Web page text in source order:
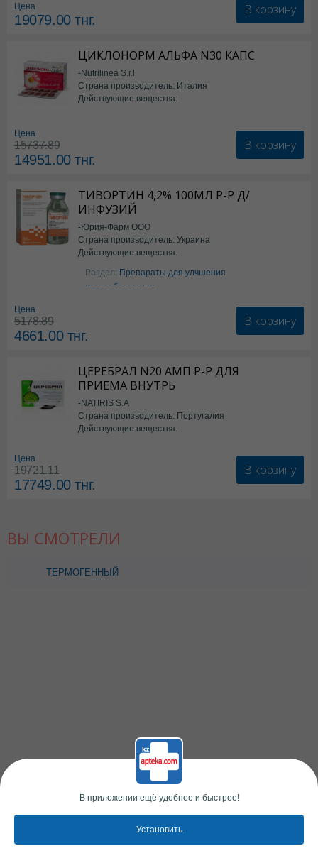
Цена
19079.00тнг.
В корзину
ЦИКЛОНОРМ АЛЬФА N30 КАПС
-Nutrilinea S.r.l
Страна производитель: Италия
Действующие вещества:
Цена
15737.89
14951.00тнг.
В корзину
ТИВОРТИН 4,2% 100МЛ Р-Р Д/
ИНФУЗИЙ
-Юрия-Фарм ООО
Страна производитель: Украина
Действующие вещества:
Аргинин
Раздел: Препараты для улчшения
кровообращения
Цена
5178.89
4661.00тнг.
В корзину
ЦЕРЕБРАЛ N20 АМП Р-Р ДЛЯ
ПРИЕМА ВНУТРЬ
-NATIRIS S.A
Страна производитель: Португалия
Действующие вещества:
Цена
19721.11
17749.00тнг.
В корзину
ВЫ СМОТРЕЛИ
ТЕРМОГЕННЫЙ
В приложении ещё удобнее и быстрее!
Установить